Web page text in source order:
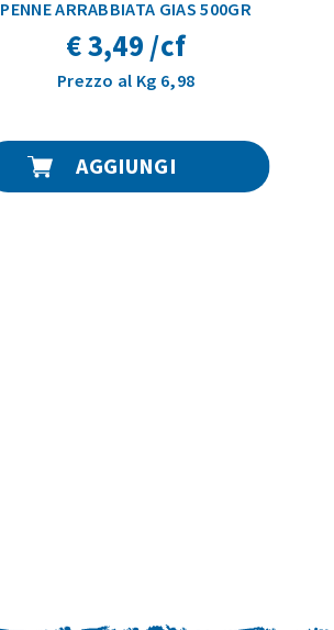
PENNE ARRABBIATA GIAS 500GR
€ 3,49 /cf
Prezzo al Kg 6,98
AGGIUNGI